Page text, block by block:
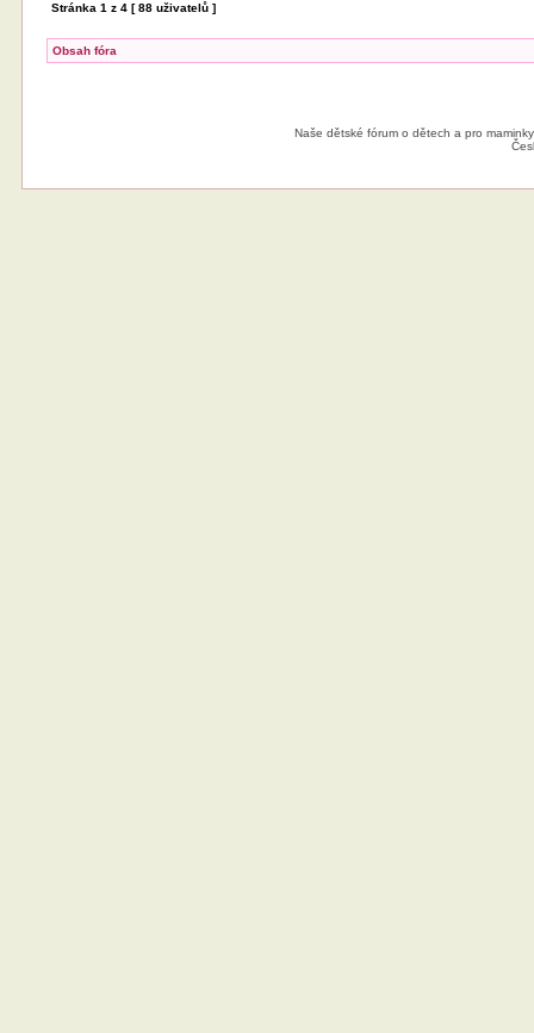
Stránka1 z4 [ 88 uživatelů ]
Obsah fóra
Naše dětské fórum o dětech a pro